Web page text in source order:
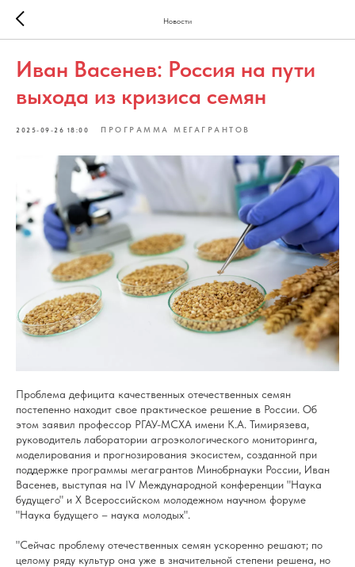
Новости
Иван Васенев: Россия на пути
выхода из кризиса семян
2025-09-26 18:00 ПРОГРАММА МЕГАГРАНТОВ
Проблема дефицита качественных отечественных семян
постепенно находит свое практическое решение в России. Об
этом заявил профессор РГАУ-МСХА имени К.А. Тимирязева,
руководитель лаборатории агроэкологического мониторинга,
моделирования и прогнозирования экосистем, созданной при
поддержке программы мегагрантов Минобрнауки России, Иван
Васенев, выступая на IV Международной конференции "Наука
будущего" и X Всероссийском молодежном научном форуме
"Наука будущего – наука молодых".
"Сейчас проблему отечественных семян ускоренно решают; по
целому ряду культур она уже в значительной степени решена, но